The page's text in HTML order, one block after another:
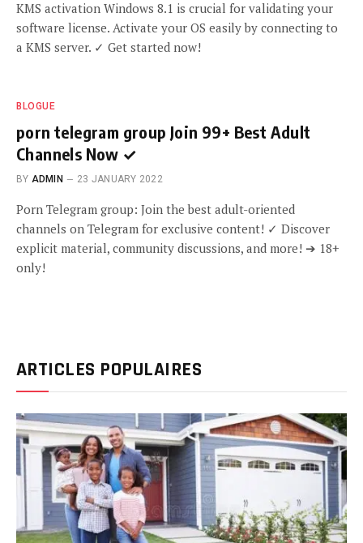
KMS activation Windows 8.1 is crucial for validating your
software license. Activate your OS easily by connecting to
a KMS server. ✓ Get started now!
BLOGUE
porn telegram group Join 99+ Best Adult
Channels Now ✓
BY ADMIN 23 JANUARY 2022
Porn Telegram group: Join the best adult-oriented
channels on Telegram for exclusive content! ✓ Discover
explicit material, community discussions, and more! ➔ 18+
only!
ARTICLES POPULAIRES